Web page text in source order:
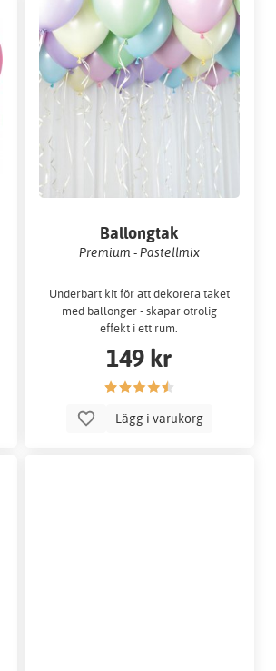
Ballongtak
Premium - Pastellmix
Underbart kit för att dekorera taket
med ballonger - skapar otrolig
effekt i ett rum.
149 kr
Lägg i varukorg